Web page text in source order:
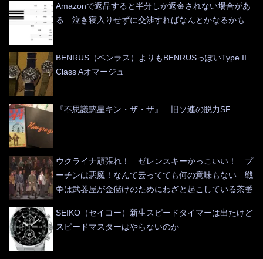
Amazonで返品すると半分しか返金されない場合があ
る 泣き寝入りせずに交渉すればなんとかなるかも
BENRUS（ベンラス）よりもBENRUSっぽいType II
Class Aオマージュ
『不思議惑星キン・ザ・ザ』 旧ソ連の脱力SF
ウクライナ頑張れ！ ゼレンスキーかっこいい！ プ
ーチンは悪魔！なんて云ってても何の意味もない 戦
争は武器屋が金儲けのためにわざと起こしている茶番
SEIKO（セイコー）新生スピードタイマーは出たけど
スピードマスターはやらないのか